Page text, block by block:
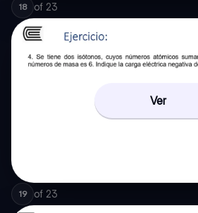
18 of 23
Ver
19 of 23